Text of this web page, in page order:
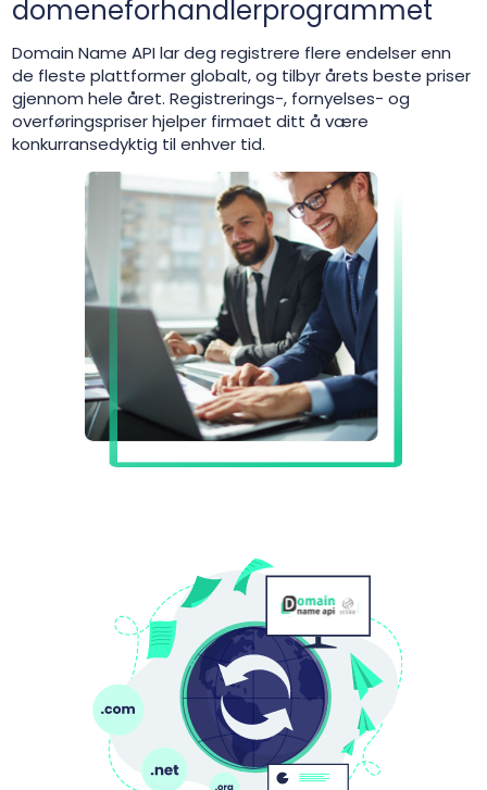
domeneforhandlerprogrammet
Domain Name API lar deg registrere flere endelser enn
de fleste plattformer globalt, og tilbyr årets beste priser
gjennom hele året. Registrerings-, fornyelses- og
overføringspriser hjelper firmaet ditt å være
konkurransedyktig til enhver tid.